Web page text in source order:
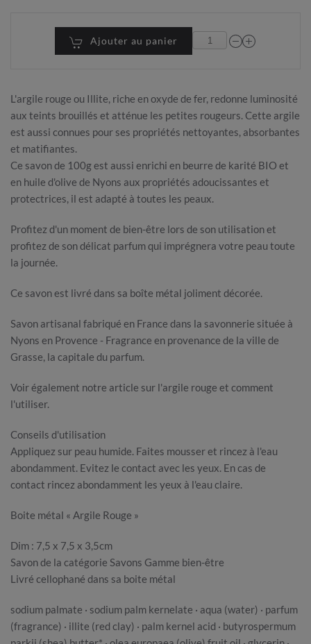
Ajouter au panier
L'argile rouge ou Illite, riche en oxyde de fer, redonne luminosité
aux teints brouillés et atténue les petites rougeurs. Cette argile
est aussi connues pour ses propriétés nettoyantes, absorbantes
et matifiantes.
Ce savon de 100g est aussi enrichi en beurre de karité BIO et
en huile d'olive de Nyons aux propriétés adoucissantes et
protectrices, il est adapté à toutes les peaux.
Profitez d'un moment de bien-être lors de son utilisation et
profitez de son délicat parfum qui imprégnera votre peau toute
la journée.
Ce savon est livré dans sa boîte métal joliment décorée.
Savon artisanal fabriqué en France dans la savonnerie située à
Nyons en Provence - Fragrance en provenance de la ville de
Grasse, la capitale du parfum.
Voir également notre article sur l'argile rouge et comment
l'utiliser.
Conseils d'utilisation
Appliquez sur peau humide. Faites mousser et rincez à l'eau
abondamment. Evitez le contact avec les yeux. En cas de
contact rincez abondamment les yeux à l'eau claire.
Boite métal « Argile Rouge »
Dim : 7,5 x 7,5 x 3,5cm
Savon de la catégorie Savons Gamme bien-être
Livré cellophané dans sa boite métal
sodium palmate · sodium palm kernelate · aqua (water) · parfum
(fragrance) · illite (red clay) · palm kernel acid · butyrospermum